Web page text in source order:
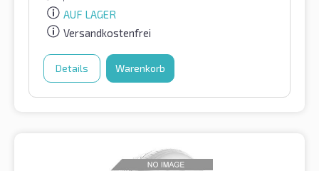
AUF LAGER
Versandkostenfrei
Details Warenkorb